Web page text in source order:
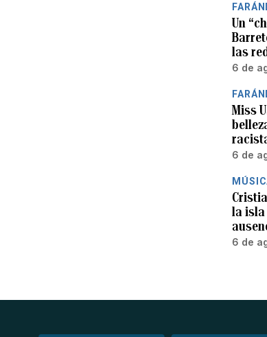
Un
las
6 de
Miss
6 de
la isla
6 de